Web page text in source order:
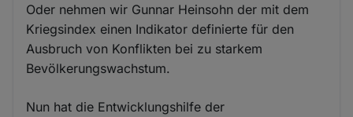
Oder nehmen wir Gunnar Heinsohn der mit dem
Kriegsindex einen Indikator definierte für den
Ausbruch von Konflikten bei zu starkem
Bevölkerungswachstum.
Nun hat die Entwicklungshilfe der